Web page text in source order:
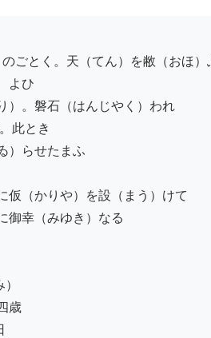
よひ
）。磐石（はんじやく）われ
此とき
）らせたまふ
仮（かりや）を設（まう）けて
御幸（みゆき）なる
歳